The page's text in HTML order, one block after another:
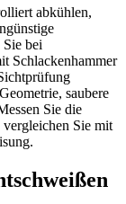
abkühlen,
bei
Schlackenhammer
saubere
Sie die
Sie mit